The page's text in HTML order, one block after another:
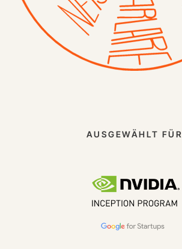
AUSGEWÄHLT FÜR